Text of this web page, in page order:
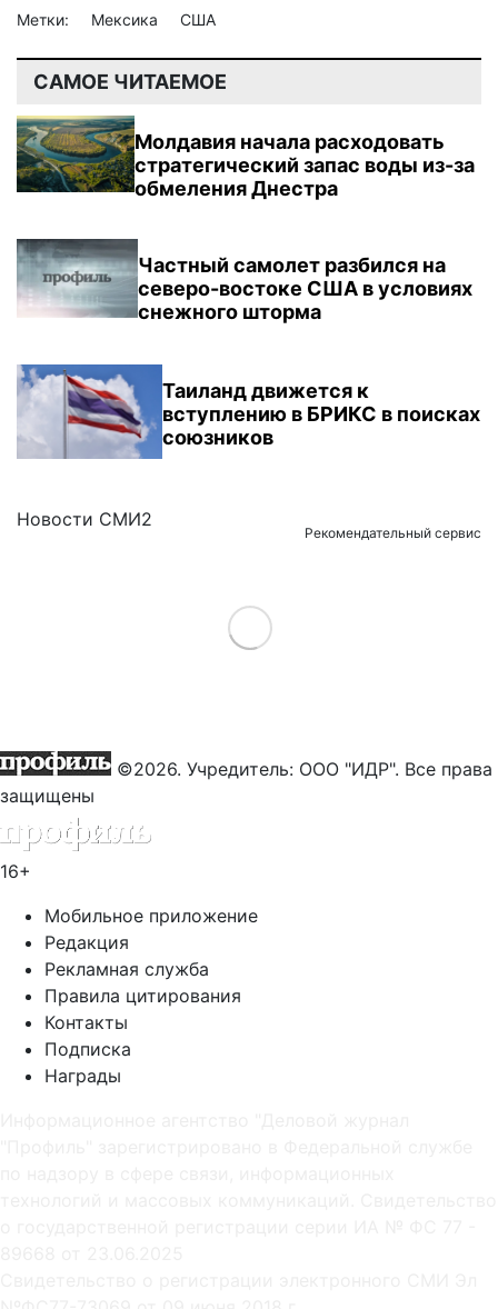
Метки: Мексика США
САМОЕ ЧИТАЕМОЕ
Молдавия начала расходовать
стратегический запас воды из-за
обмеления Днестра
Частный самолет разбился на
северо-востоке США в условиях
снежного шторма
Таиланд движется к
вступлению в БРИКС в поисках
союзников
Новости СМИ2
Рекомендательный сервис
Load More
©2026. Учредитель: ООО "ИДР". Все права
защищены
16+
Мобильное приложение
Редакция
Рекламная служба
Правила цитирования
Контакты
Подписка
Награды